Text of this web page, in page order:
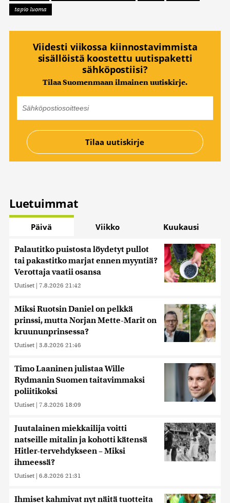
tapio luoma
Viidesti viikossa kiinnostavimmista
sisällöistä koostettu uutispaketti
sähköpostiisi?
Tilaa Suomenmaan ilmainen uutiskirje.
Luetuimmat
Päivä Viikko Kuukausi
Palautitko puistosta löydetyt pullot
tai pakastitko marjat ennen myyntiä?
Verottaja vaatii osansa
Uutiset | 7.8.2026 21:42
Miksi Ruotsin Daniel on pelkkä
prinssi, mutta Norjan Mette-Marit on
kruununprinsessa?
Uutiset | 3.8.2026 21:46
Timo Laaninen julistaa Wille
Rydmanin Suomen taitavimmaksi
poliitikoksi
Uutiset | 7.8.2026 18:09
Juutalainen miekkailija voitti
natseille mitalin ja kohotti kätensä
Hitler-tervehdykseen – Miksi
ihmeessä?
Uutiset | 6.8.2026 21:31
Ihmiset kahmivat nyt näitä tuotteita